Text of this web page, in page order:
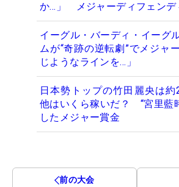
か…」 メジャーディフェンデ
イーグル・バーディ・イー
ムが“奇跡の逆転劇”でメジャ
じようなラインを…」
日本勢トップの竹田麗央は
他はいくら稼いだ？ “宮里藍
したメジャー賞金
前の大会